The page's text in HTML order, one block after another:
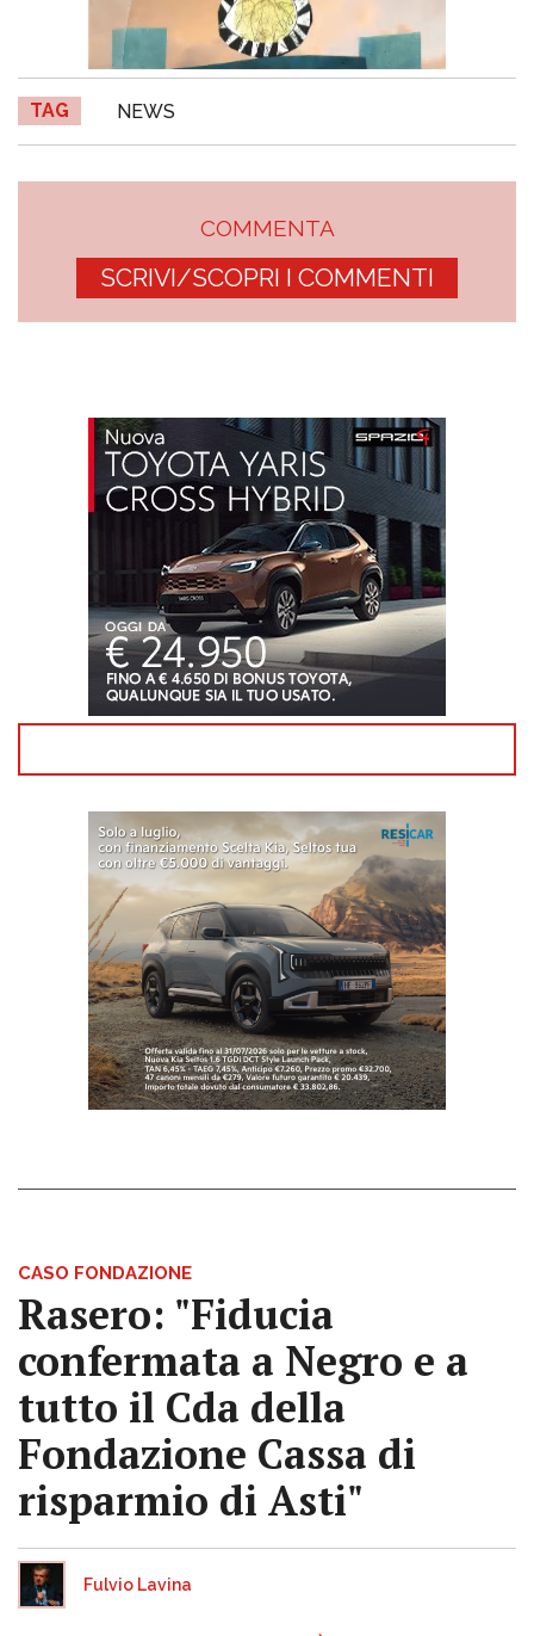
TAG NEWS
COMMENTA
SCRIVI/SCOPRI I COMMENTI
CASO FONDAZIONE
Rasero: "Fiducia
confermata a Negro e a
tutto il Cda della
Fondazione Cassa di
risparmio di Asti"
Fulvio Lavina